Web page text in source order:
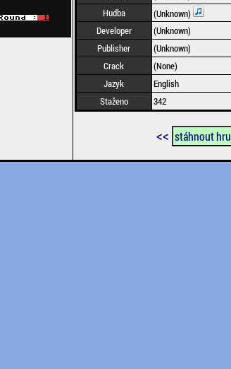
Hudba
(Unknown)
Developer
(Unknown)
Publisher
(Unknown)
Crack
(None)
Jazyk
English
Staženo
342
<< stáhnout hru